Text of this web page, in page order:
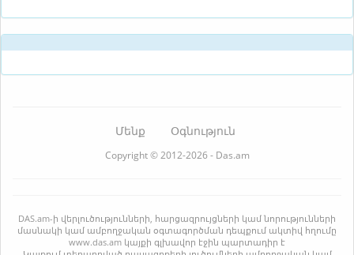
Մենք Օգնություն
Copyright © 2012-2026 - Das.am
DAS.am-ի վերլուծությունների, հարցազրույցների կամ նորությունների
մասնակի կամ ամբողջական օգտագործման դեպքում ակտիվ հղումը
www.das.am կայքի գլխավոր էջին պարտադիր է